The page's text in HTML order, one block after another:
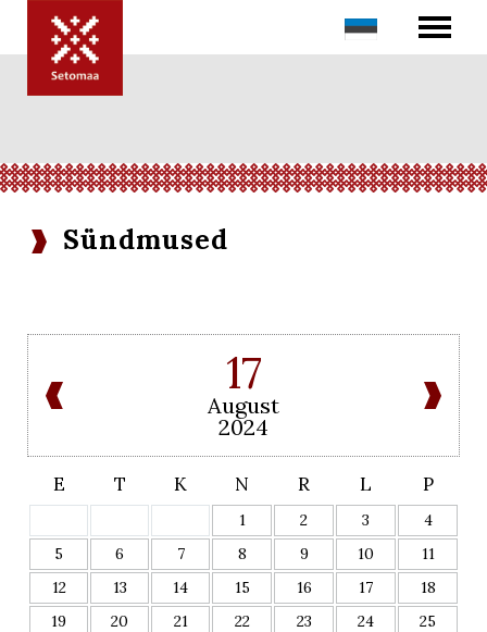
Sündmused
17
August
2024
E T K N R L P
1 2 3
4
5
6 7 8 9 10
11
12
13 14 15 16 17
18
19
20 21 22 23 24
25